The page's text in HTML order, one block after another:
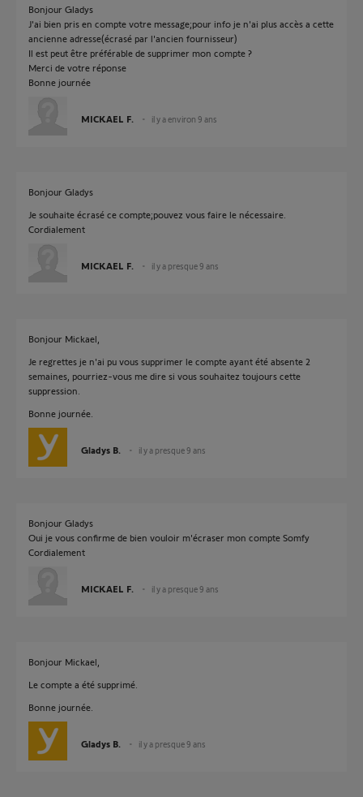
Bonjour Gladys
J'ai bien pris en compte votre message;pour info je n'ai plus accès a cette
ancienne adresse(écrasé par l'ancien fournisseur)
Il est peut être préférable de supprimer mon compte ?
Merci de votre réponse
Bonne journée
MICKAEL F. il y a environ 9 ans
Bonjour Gladys
Je souhaite écrasé ce compte;pouvez vous faire le nécessaire.
Cordialement
MICKAEL F. il y a presque 9 ans
Bonjour Mickael,
Je regrettes je n'ai pu vous supprimer le compte ayant été absente 2
semaines, pourriez-vous me dire si vous souhaitez toujours cette
suppression.
Bonne journée.
Gladys B. il y a presque 9 ans
Bonjour Gladys
Oui je vous confirme de bien vouloir m'écraser mon compte Somfy
Cordialement
MICKAEL F. il y a presque 9 ans
Bonjour Mickael,
Le compte a été supprimé.
Bonne journée.
Gladys B. il y a presque 9 ans